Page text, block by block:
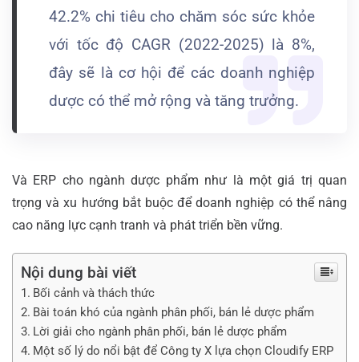
42.2% chi tiêu cho chăm sóc sức khỏe
với tốc độ CAGR (2022-2025) là 8%,
đây sẽ là cơ hội để các doanh nghiệp
dược có thể mở rộng và tăng trưởng.
Và ERP cho ngành dược phẩm như là một giá trị quan
trọng và xu hướng bắt buộc để doanh nghiệp có thể nâng
cao năng lực cạnh tranh và phát triển bền vững.
Nội dung bài viết
Bối cảnh và thách thức
Bài toán khó của ngành phân phối, bán lẻ dược phẩm
Lời giải cho ngành phân phối, bán lẻ dược phẩm
Một số lý do nổi bật để Công ty X lựa chọn Cloudify ERP